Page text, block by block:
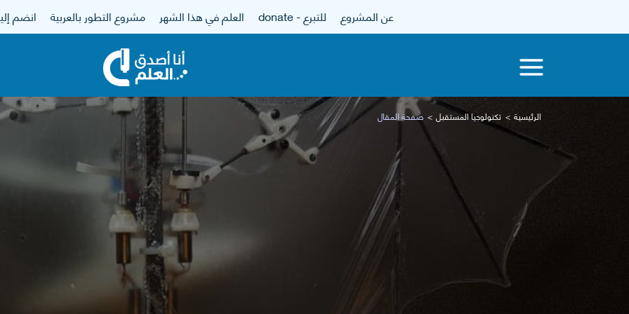
عن المشروع للتبرع - donate العلم في هذا الشهر مشروع التطور بالعربية انضم
الرئيسية تكنولوجيا المستقبل صفحة المقال